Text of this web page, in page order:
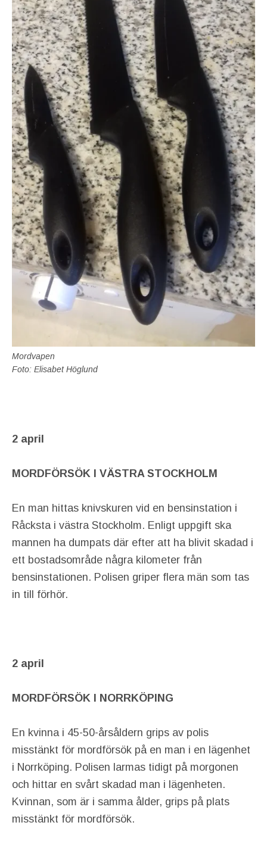
Mordvapen
Foto: Elisabet Höglund
2 april
MORDFÖRSÖK I VÄSTRA STOCKHOLM
En man hittas knivskuren vid en bensinstation i
Råcksta i västra Stockholm. Enligt uppgift ska
mannen ha dumpats där efter att ha blivit skadad i
ett bostadsområde några kilometer från
bensinstationen. Polisen griper flera män som tas
in till förhör.
2 april
MORDFÖRSÖK I NORRKÖPING
En kvinna i 45-50-årsåldern grips av polis
misstänkt för mordförsök på en man i en lägenhet
i Norrköping. Polisen larmas tidigt på morgonen
och hittar en svårt skadad man i lägenheten.
Kvinnan, som är i samma ålder, grips på plats
misstänkt för mordförsök.